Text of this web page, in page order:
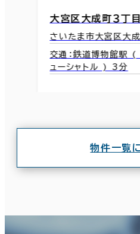
大宮区大成町３丁
さいたま市大宮区
交通：鉄道博物館駅
ューシャトル ) 3分
物件一覧